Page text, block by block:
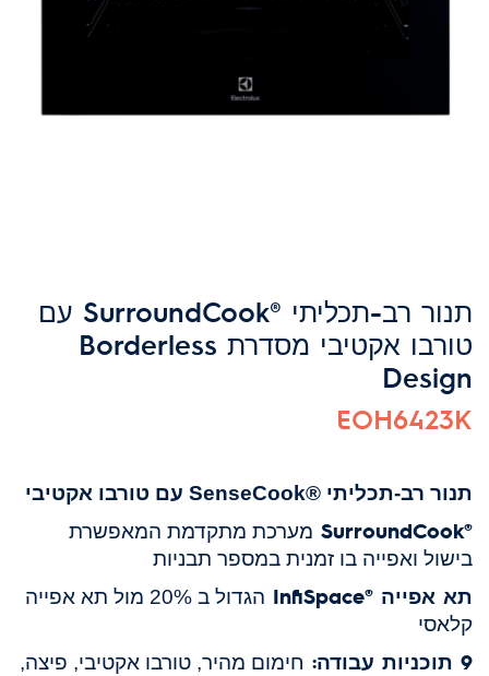
תנור רב-תכליתי ®SurroundCook עם
טורבו אקטיבי מסדרת Borderless
Design
EOH6423K
תנור רב-תכליתי ®SenseCook עם טורבו אקטיבי
®SurroundCook מערכת מתקדמת המאפשרת
בישול ואפייה בו זמנית במספר תבניות
תא אפייה ®InfiSpace
הגדול ב 20% מול תא אפייה
קלאסי
9 תוכניות עבודה: חימום מהיר, טורבו אקטיבי, פיצה,